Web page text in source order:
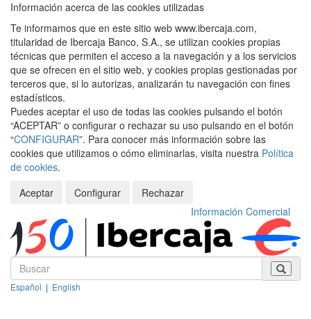
Información acerca de las cookies utilizadas
Te informamos que en este sitio web www.ibercaja.com,
titularidad de Ibercaja Banco, S.A., se utilizan cookies propias
técnicas que permiten el acceso a la navegación y a los servicios
que se ofrecen en el sitio web, y cookies propias gestionadas por
terceros que, si lo autorizas, analizarán tu navegación con fines
estadísticos.
Puedes aceptar el uso de todas las cookies pulsando el botón
“ACEPTAR” o configurar o rechazar su uso pulsando en el botón
“CONFIGURAR”. Para conocer más información sobre las
cookies que utilizamos o cómo eliminarlas, visita nuestra Política
de cookies.
Aceptar
Configurar
Rechazar
Información Comercial
Español | English